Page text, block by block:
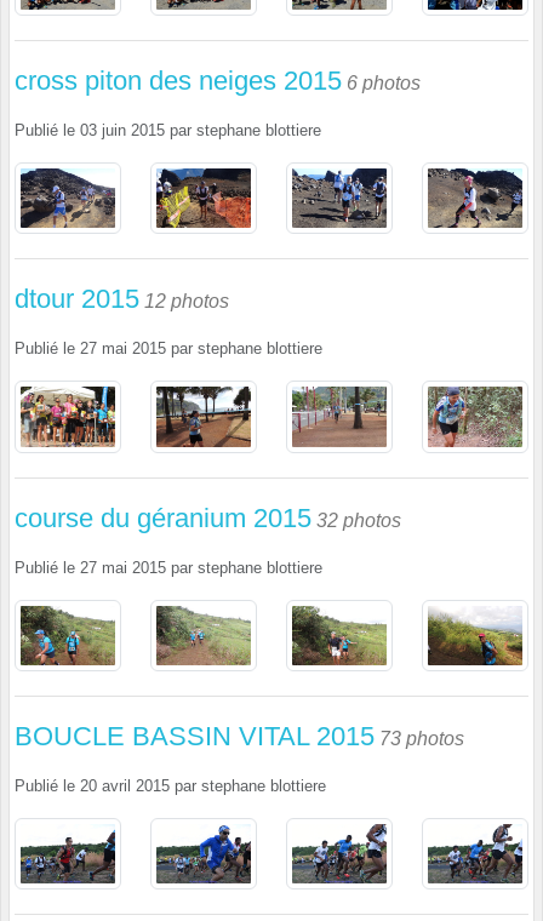
cross piton des neiges 2015 6 photos
Publié le 03 juin 2015 par stephane blottiere
dtour 2015 12 photos
Publié le 27 mai 2015 par stephane blottiere
course du géranium 2015 32 photos
Publié le 27 mai 2015 par stephane blottiere
BOUCLE BASSIN VITAL 2015 73 photos
Publié le 20 avril 2015 par stephane blottiere